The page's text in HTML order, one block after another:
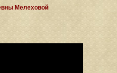
Мелеховой